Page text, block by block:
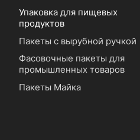
Упаковка для пищевых
продуктов
Пакеты с вырубной ручкой
Фасовочные пакеты для
промышленных товаров
Пакеты Майка